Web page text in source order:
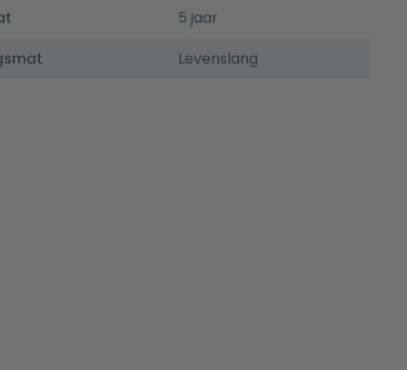
5 jaar
Levenslang